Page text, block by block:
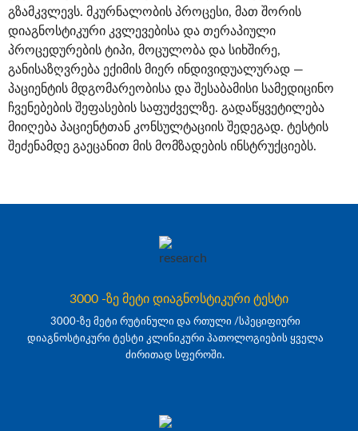
გზამკვლევს. მკურნალობის პროცესი, მათ შორის
დიაგნოსტიკური კვლევებისა და თერაპიული
პროცედურების ტიპი, მოცულობა და სიხშირე,
განისაზღვრება ექიმის მიერ ინდივიდუალურად —
პაციენტის მდგომარეობისა და შესაბამისი სამედიცინო
ჩვენებების შეფასების საფუძველზე. გადაწყვეტილება
მიიღება პაციენტთან კონსულტაციის შედეგად. ტესტის
შეძენამდე გაეცანით მის მომზადების ინსტრუქციებს.
3000 -ზე მეტი დიაგნოსტიკური ტესტი
3000-ზე მეტი რუტინული და რთული /სპეციფიური
დიაგნოსტიკური ტესტი კლინიკური პათოლოგიების ყველა
ძირითად სფეროში.